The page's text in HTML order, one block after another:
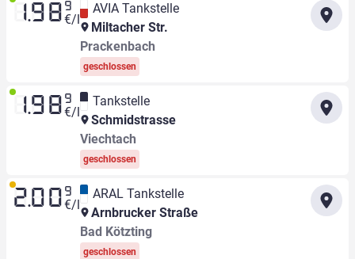
1.98 9
€/l
AVIA Tankstelle
Miltacher Str.
Prackenbach
geschlossen
1.98 9
€/l
Tankstelle
Schmidstrasse
Viechtach
geschlossen
2.00 9
€/l
ARAL Tankstelle
Arnbrucker Straße
Bad Kötzting
geschlossen